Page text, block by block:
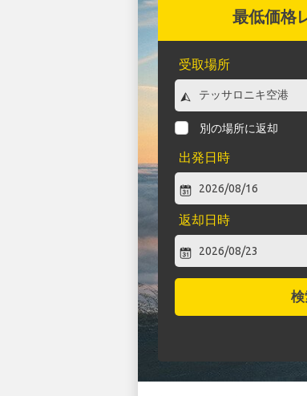
最低価格
受取場所
別の場所に返却
出発日時
返却日時